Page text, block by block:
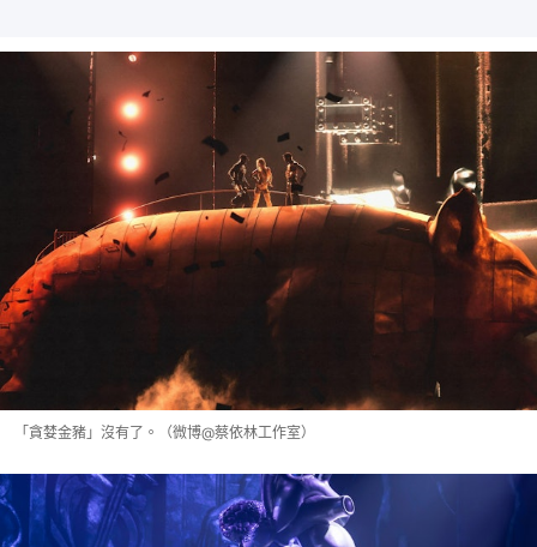
「貪婪金豬」沒有了。（微博@蔡依林工作室）